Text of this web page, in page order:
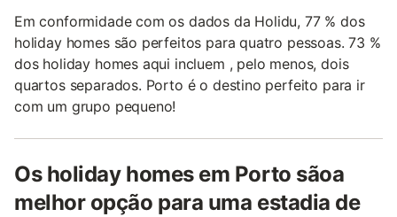
Em conformidade com os dados da Holidu, 77 % dos
holiday homes são perfeitos para quatro pessoas. 73 %
dos holiday homes aqui incluem , pelo menos, dois
quartos separados. Porto é o destino perfeito para ir
com um grupo pequeno!
Os holiday homes em Porto sãoa
melhor opção para uma estadia de